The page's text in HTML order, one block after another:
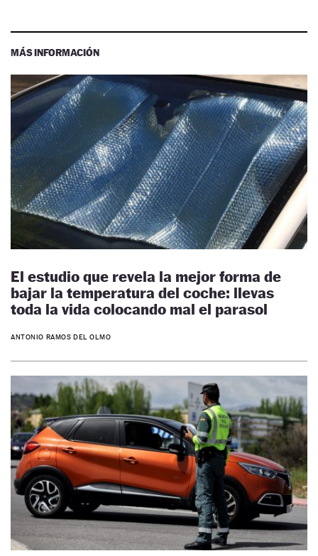
MÁS INFORMACIÓN
El estudio que revela la mejor forma de
bajar la temperatura del coche: llevas
toda la vida colocando mal el parasol
ANTONIO RAMOS DEL OLMO